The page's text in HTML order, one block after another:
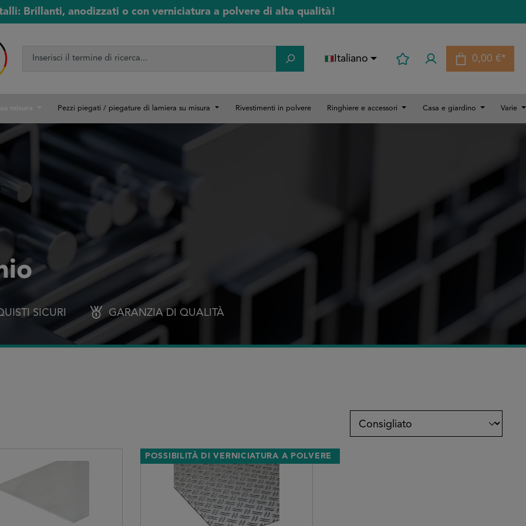
Brillanti, anodizzati o con verniciatura a polvere di alta qualità!
Italiano 0,00 €*
Il carrello
Pezzi piegati / piegature di lamiera su misura Rivestimenti in polvere Ringhiere e accessori Casa e giardino Varie
SICURI GARANZIA DI QUALITÀ
POSSIBILITÀ DI VERNICIATURA A POLVERE